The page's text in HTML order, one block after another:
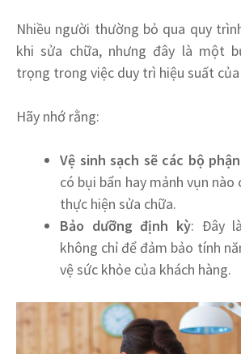
Nhiều người thường bỏ qua quy
khi sửa chữa, nhưng đây là một
trọng trong việc duy trì hiệu suất của
Hãy nhớ rằng:
Vệ sinh sạch sẽ các bộ phận
có bụi bẩn hay mảnh vụn
thực hiện sửa chữa.
Bảo dưỡng định kỳ: Đây
không chỉ để đảm bảo tính
vệ sức khỏe của khách hàng.